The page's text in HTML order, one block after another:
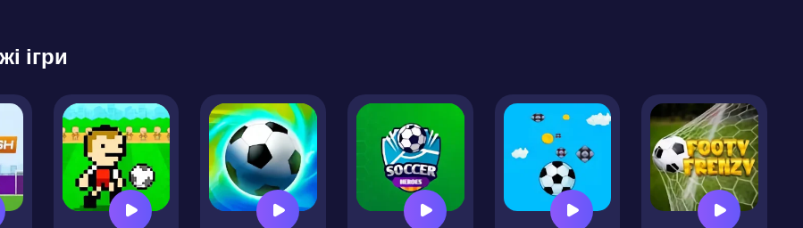
ігри